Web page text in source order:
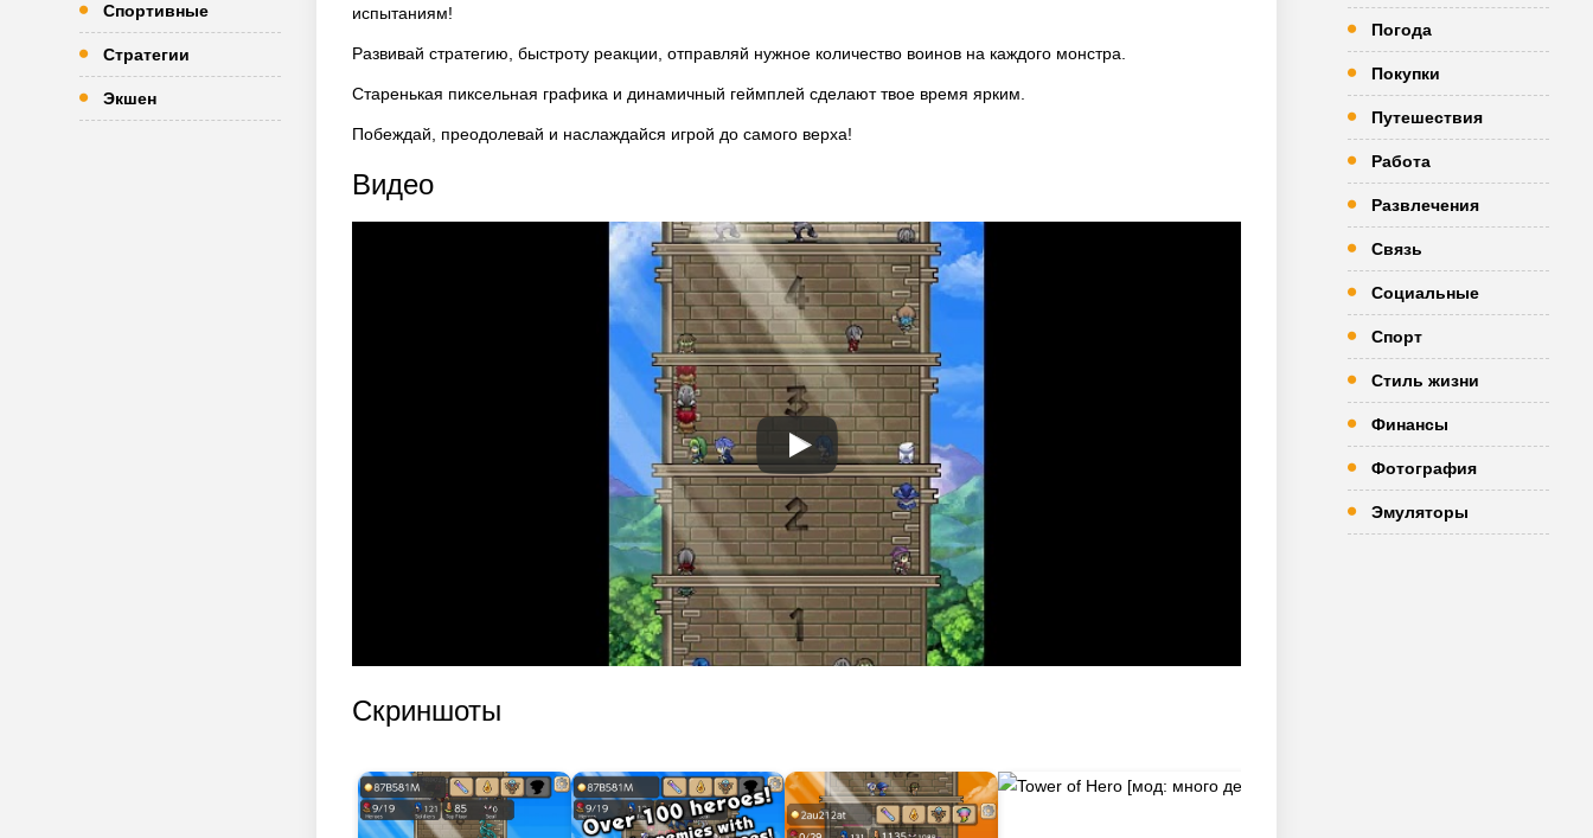
Спортивные
Стратегии
Экшен
испытаниям!
Развивай стратегию, быстроту реакции, отправляй нужное количество воинов на каждого монстра.
Старенькая пиксельная графика и динамичный геймплей сделают твое время ярким.
Побеждай, преодолевай и наслаждайся игрой до самого верха!
Видео
Скриншоты
Погода
Покупки
Путешествия
Работа
Развлечения
Связь
Социальные
Спорт
Стиль жизни
Финансы
Фотография
Эмуляторы